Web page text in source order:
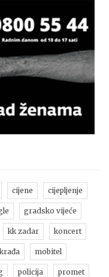
cijene cijepljenje
gradsko vijeće
kk zadar koncert
krađa mobitel
policija promet